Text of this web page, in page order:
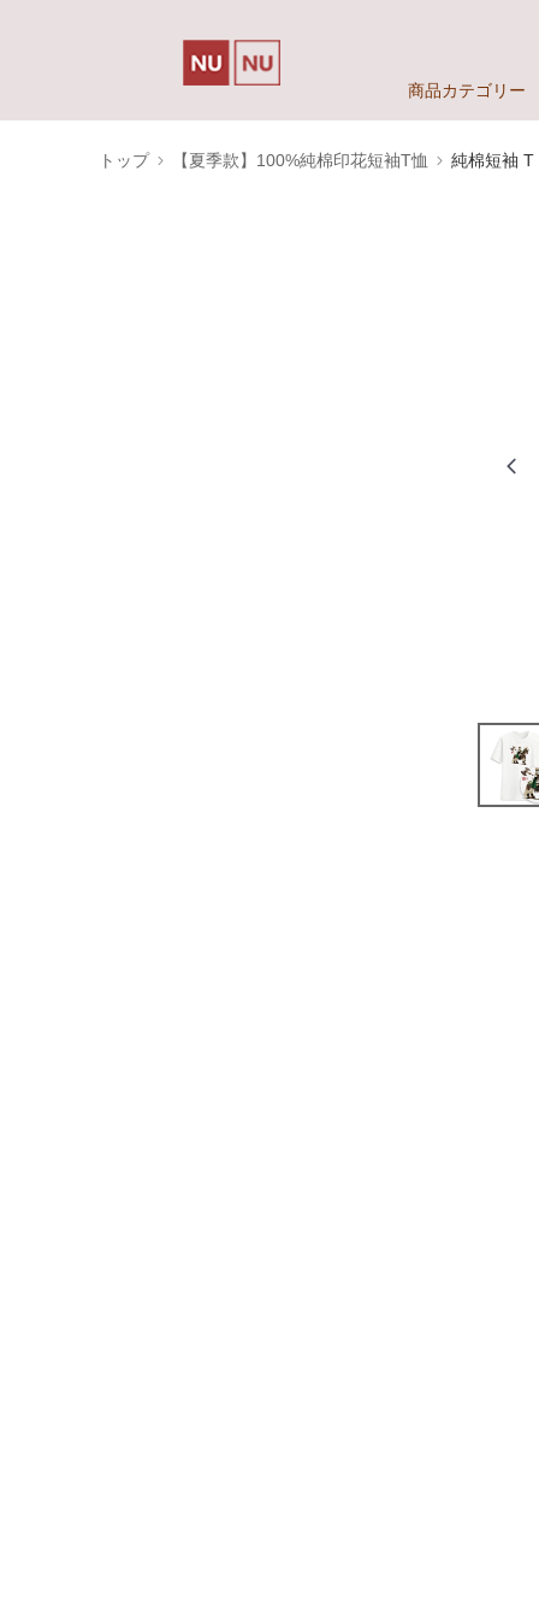
商品カテゴリー
トップ 【夏季款】100%純棉印花短袖T恤 純棉短袖 T